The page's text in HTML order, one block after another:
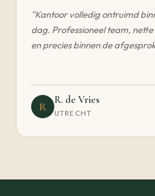
"Kantoor volledig ontruimd
dag. Professioneel team,
en precies binnen de
R R. de Vries
UTRECHT